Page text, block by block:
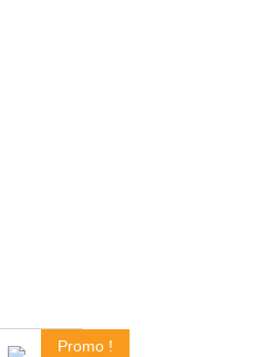
Promo !